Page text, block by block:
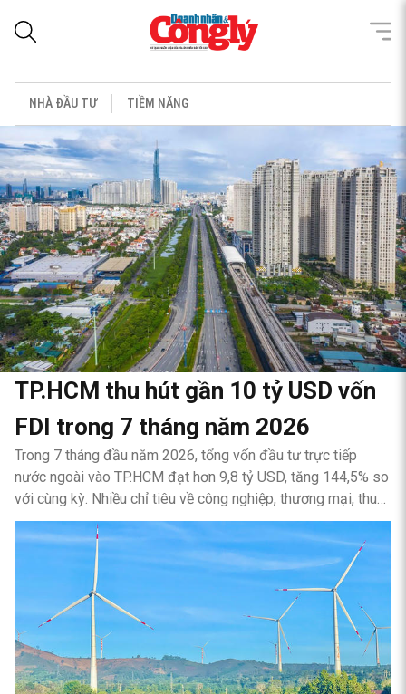
NHÀ ĐẦU TƯ TIỀM NĂNG
TP.HCM thu hút gần 10 tỷ USD vốn
FDI trong 7 tháng năm 2026
Trong 7 tháng đầu năm 2026, tổng vốn đầu tư trực tiếp
nước ngoài vào TP.HCM đạt hơn 9,8 tỷ USD, tăng 144,5% so
với cùng kỳ. Nhiều chỉ tiêu về công nghiệp, thương mại, thu
ngân sách và đầu tư công cũng duy trì đà tăng trưởng tích
cực.